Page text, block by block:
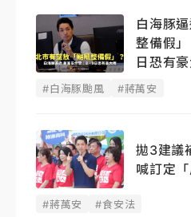
白海豚
整備假
日恐有
#白海豚颱風 #蔣萬安
拋3建議
喊訂定「
#蔣萬安 #食安法